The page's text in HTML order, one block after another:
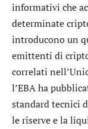
informativi che
determinate
introducono un
emittenti di
correlati
l’EBA ha
standard tecnici
le riserve e la